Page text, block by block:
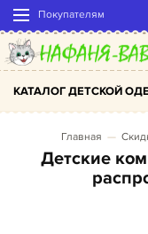
Покупателям
КАТАЛОГ ДЕТСКОЙ
Главная
Детские комплекты верхней одежды